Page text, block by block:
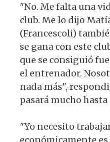
"No. Me falta una
club. Me lo dijo
(Francescoli)
se gana con este
que se consiguió
el entrenador.
nada más",
pasará mucho
"Yo necesito
económicamente